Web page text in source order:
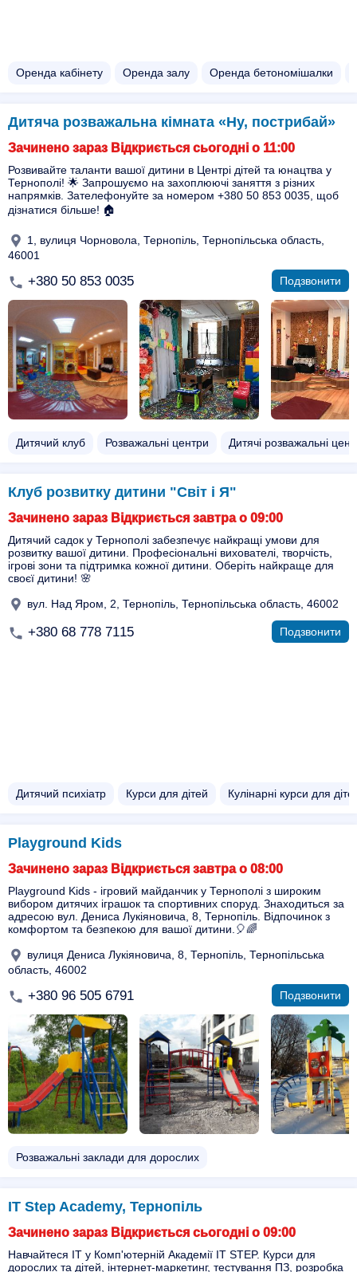
Оренда кабінету Оренда залу Оренда бетономішалки
Дитяча розважальна кімната «Ну, пострибай»
Зачинено зараз Відкриється сьогодні о 11:00
Розвивайте таланти вашої дитини в Центрі дітей та юнацтва у
Тернополі! 🌟 Запрошуємо на захоплюючі заняття з різних
напрямків. Зателефонуйте за номером +380 50 853 0035, щоб
дізнатися більше! 🏠
1, вулиця Чорновола, Тернопіль, Тернопільська область,
46001
+380 50 853 0035 Подзвонити
Дитячий клуб Розважальні центри Дитячі розважальні
Клуб розвитку дитини "Світ і Я"
Зачинено зараз Відкриється завтра о 09:00
Дитячий садок у Тернополі забезпечує найкращі умови для
розвитку вашої дитини. Професіональні вихователі, творчість,
ігрові зони та підтримка кожної дитини. Оберіть найкраще для
своєї дитини! 🌸
вул. Над Яром, 2, Тернопіль, Тернопільська область, 46002
+380 68 778 7115 Подзвонити
Дитячий психіатр Курси для дітей Кулінарні курси для
Playground Kids
Зачинено зараз Відкриється завтра о 08:00
Playground Kids - ігровий майданчик у Тернополі з широким
вибором дитячих іграшок та спортивних споруд. Знаходиться за
адресою вул. Дениса Лукіяновича, 8, Тернопіль. Відпочинок з
комфортом та безпекою для вашої дитини.🎈🌈
вулиця Дениса Лукіяновича, 8, Тернопіль, Тернопільська
область, 46002
+380 96 505 6791 Подзвонити
Розважальні заклади для дорослих
IT Step Academy, Тернопіль
Зачинено зараз Відкриється сьогодні о 09:00
Навчайтеся ІТ у Комп'ютерній Академії IT STEP. Курси для
дорослих та дітей, інтернет-маркетинг, тестування ПЗ, розробка